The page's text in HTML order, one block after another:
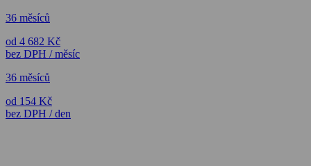
36 měsíců
od 4 682 Kč
bez DPH / měsíc
36 měsíců
od 154 Kč
bez DPH / den